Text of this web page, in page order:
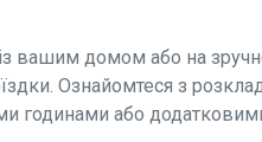
вашим домом або на
Ознайомтеся з
годинами або